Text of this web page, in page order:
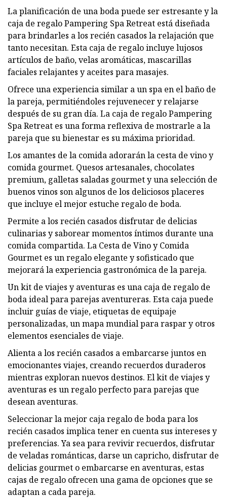
La planificación de una boda puede ser estresante y la
caja de regalo Pampering Spa Retreat está diseñada
para brindarles a los recién casados ​​la relajación que
tanto necesitan. Esta caja de regalo incluye lujosos
artículos de baño, velas aromáticas, mascarillas
faciales relajantes y aceites para masajes.
Ofrece una experiencia similar a un spa en el baño de
la pareja, permitiéndoles rejuvenecer y relajarse
después de su gran día. La caja de regalo Pampering
Spa Retreat es una forma reflexiva de mostrarle a la
pareja que su bienestar es su máxima prioridad.
Los amantes de la comida adorarán la cesta de vino y
comida gourmet. Quesos artesanales, chocolates
premium, galletas saladas gourmet y una selección de
buenos vinos son algunos de los deliciosos placeres
que incluye el mejor estuche regalo de boda.
Permite a los recién casados ​​disfrutar de delicias
culinarias y saborear momentos íntimos durante una
comida compartida. La Cesta de Vino y Comida
Gourmet es un regalo elegante y sofisticado que
mejorará la experiencia gastronómica de la pareja.
Un kit de viajes y aventuras es una caja de regalo de
boda ideal para parejas aventureras. Esta caja puede
incluir guías de viaje, etiquetas de equipaje
personalizadas, un mapa mundial para raspar y otros
elementos esenciales de viaje.
Alienta a los recién casados ​​a embarcarse juntos en
emocionantes viajes, creando recuerdos duraderos
mientras exploran nuevos destinos. El kit de viajes y
aventuras es un regalo perfecto para parejas que
desean aventuras.
Seleccionar la mejor caja regalo de boda para los
recién casados ​​implica tener en cuenta sus intereses y
preferencias. Ya sea para revivir recuerdos, disfrutar
de veladas románticas, darse un capricho, disfrutar de
delicias gourmet o embarcarse en aventuras, estas
cajas de regalo ofrecen una gama de opciones que se
adaptan a cada pareja.